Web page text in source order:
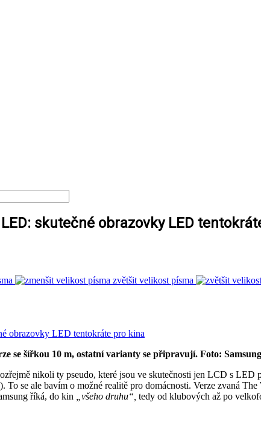
skutečné obrazovky LED
zvětšit velikost písma
se šířkou 10 m, ostatní varianty se připravují. Foto: Samsung
nikoli ty pseudo, které jsou ve skutečnosti jen LCD s LED
To se ale bavím o možné realitě pro domácnosti. Verze zvaná
říká, do kin
„všeho druhu“, tedy od klubových až po